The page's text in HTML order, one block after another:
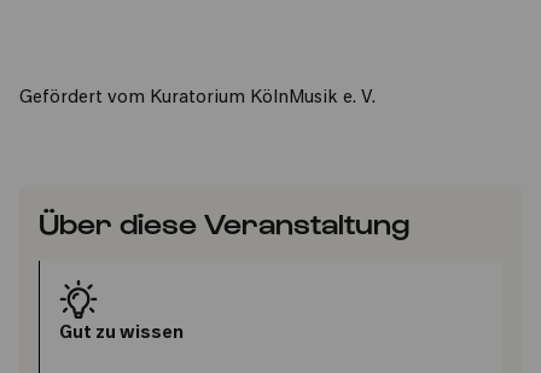
Gefördert vom Kuratorium KölnMusik e. V.
Über diese Veranstaltung
Gut zu wissen